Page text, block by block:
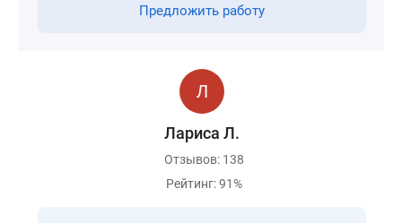
Предложить работу
Лариса Л.
Отзывов: 138
Рейтинг: 91%